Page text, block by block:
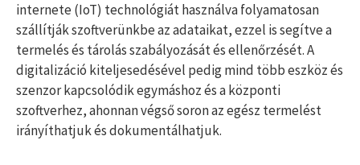
internete (IoT) technológiát használva folyamatosan
szállítják szoftverünkbe az adataikat, ezzel is segítve a
termelés és tárolás szabályozását és ellenőrzését. A
digitalizáció kiteljesedésével pedig mind több eszköz és
szenzor kapcsolódik egymáshoz és a központi
szoftverhez, ahonnan végső soron az egész termelést
irányíthatjuk és dokumentálhatjuk.